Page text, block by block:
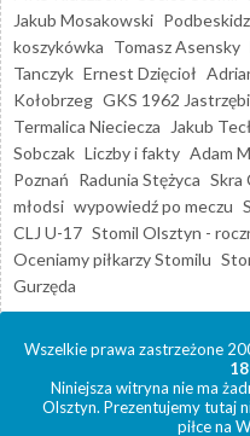
Jakub Mosakowski
koszykówka Tomasz Asensky
Tanczyk Ernest Dzięcioł
Kołobrzeg GKS 1962
Termalica Nieciecza
Jakub
Sobczak Liczby i fakty Adam
Poznań Radunia Stężyca Skra
młodsi wypowiedź po meczu
CLJ U-17 Stomil Olsztyn -
Oceniamy piłkarzy Stomilu
Gurzęda
Wszelkie prawa zastrzeżone
Niniejsza witryna nie ma
Olsztyn. Prezentujemy tutaj
piłce na